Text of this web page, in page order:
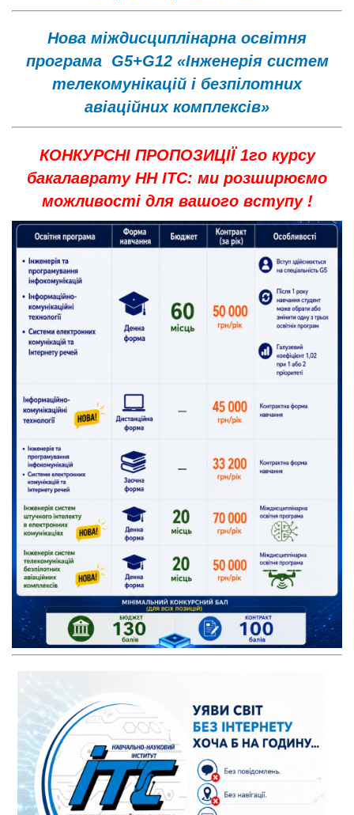
Нова міждисциплінарна освітня
програма G5+G12 «Інженерія систем
телекомунікацій і безпілотних
авіаційних комплексів»
КОНКУРСНІ ПРОПОЗИЦІЇ 1го курсу
бакалаврату НН ІТС: ми розширюємо
можливості для вашого вступу !